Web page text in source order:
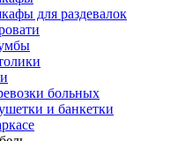
для раздевалок
больных
и банкетки